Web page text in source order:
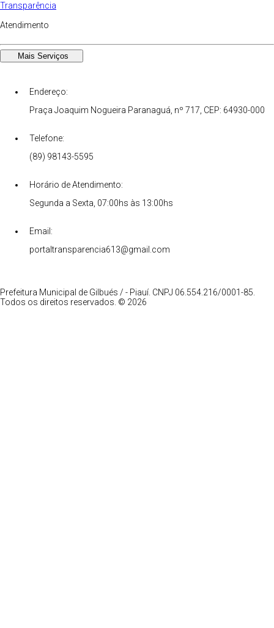
Transparência
Atendimento
Mais Serviços
Endereço:
Praça Joaquim Nogueira Paranaguá, nº 717, CEP: 64930-000
Telefone:
(89) 98143-5595
Horário de Atendimento:
Segunda a Sexta, 07:00hs às 13:00hs
Email:
portaltransparencia613@gmail.com
Prefeitura Municipal de Gilbués / - Piauí. CNPJ 06.554.216/0001-85.
Todos os direitos reservados. © 2026